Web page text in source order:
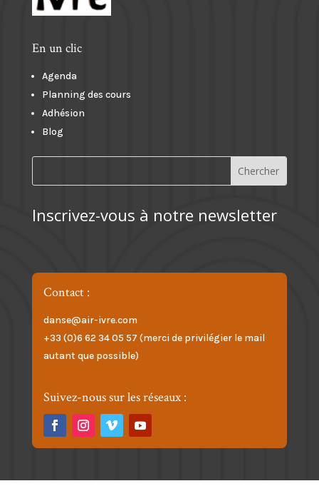
En un clic
Agenda
Planning des cours
Adhésion
Blog
Inscrivez-vous à notre newsletter
Contact :
danse@air-ivre.com
+33 (0)6 62 34 05 57 (merci de privilégier le mail
autant que possible)
Suivez-nous sur les réseaux :